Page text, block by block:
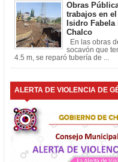
Obras
trabajos en
Isidro
Chalco
En las obras
socavón que
4.5 m, se reparó tubería de ...
ALERTA DE VIOLENCIA DE